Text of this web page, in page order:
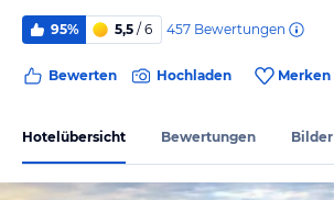
95% 5,5 / 6 457 Bewertungen
Bewerten Hochladen Merken
Hotelübersicht Bewertungen Bilder